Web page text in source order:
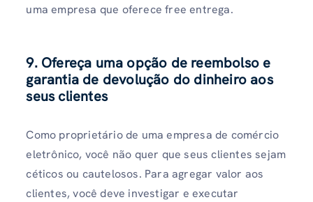
uma empresa que oferece free entrega.
9. Ofereça uma opção de reembolso e
garantia de devolução do dinheiro aos
seus clientes
Como proprietário de uma empresa de comércio
eletrônico, você não quer que seus clientes sejam
céticos ou cautelosos. Para agregar valor aos
clientes, você deve investigar e executar